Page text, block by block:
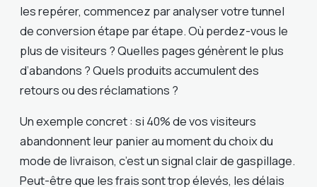
les repérer, commencez par analyser votre tunnel
de conversion étape par étape. Où perdez-vous le
plus de visiteurs ? Quelles pages génèrent le plus
d’abandons ? Quels produits accumulent des
retours ou des réclamations ?
Un exemple concret : si 40% de vos visiteurs
abandonnent leur panier au moment du choix du
mode de livraison, c’est un signal clair de gaspillage.
Peut-être que les frais sont trop élevés, les délais